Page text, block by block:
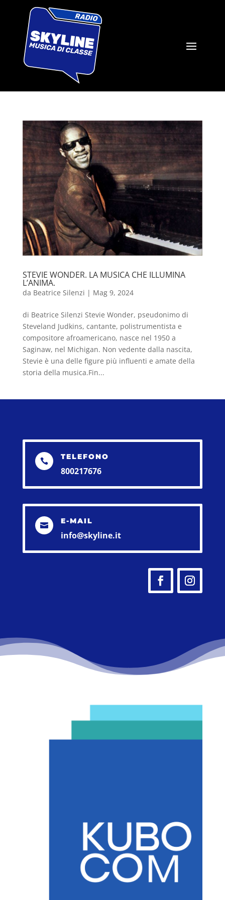
STEVIE WONDER. LA MUSICA CHE ILLUMINA
L’ANIMA.
da Beatrice Silenzi | Mag 9, 2024
di Beatrice Silenzi Stevie Wonder, pseudonimo di
Steveland Judkins, cantante, polistrumentista e
compositore afroamericano, nasce nel 1950 a
Saginaw, nel Michigan. Non vedente dalla nascita,
Stevie è una delle figure più influenti e amate della
storia della musica.Fin...
 TELEFONO
800217676
 E-MAIL
info@skyline.it